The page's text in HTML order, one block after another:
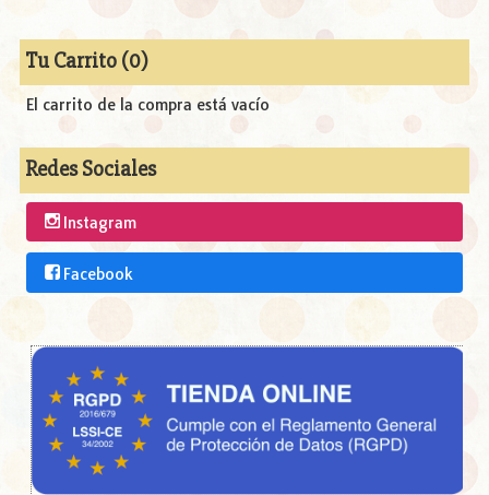
Tu Carrito (0)
El carrito de la compra está vacío
Redes Sociales
Instagram
Facebook